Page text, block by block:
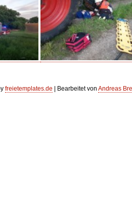
freietemplates.de | Bearbeitet von Andreas